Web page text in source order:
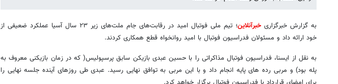
به گزارش خبرگزاریخبرآنلاین
؛ تیم ملی فوتبال امید در رقابت‌های جام ملت‌های زیر ۲۳ سال آسیا عملکرد ضعیفی از
خود ارائه داد و مسئولان فدراسیون فوتبال با امید روانخواه قطع همکاری کردند.
به نقل از ایسنا، فدراسیون فوتبال مذاکراتی را با حسین عبدی بازیکن سابق پرسپولیس( که در زمان بازیکنی معروف به
پله بود) و مربی رده های پایه انجام داد و با این مربی به توافق نهایی رسید. عبدی طی روزهای آینده جلسه نهایی را